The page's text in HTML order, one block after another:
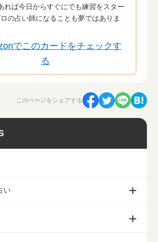
れば今日からすぐにでも練習をスター
ロの占い師になることも夢ではありま
でこのカードをチェックす
る
このページをシェアする
い